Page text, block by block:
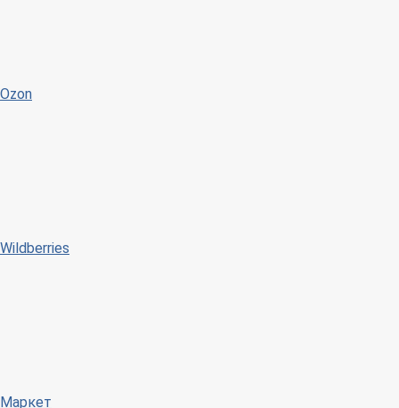
Ozon
Wildberries
Маркет